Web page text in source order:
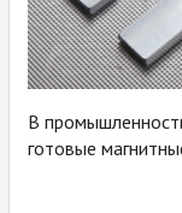
В
готовые